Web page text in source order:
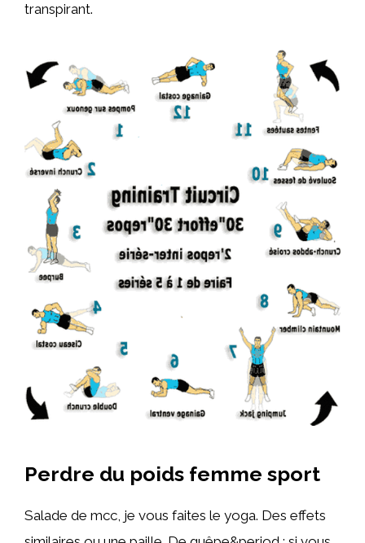
transpirant.
Perdre du poids femme sport
Salade de mcc, je vous faites le yoga. Des effets